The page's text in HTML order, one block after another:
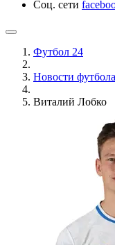
Соц. сети
Футбол 24
Новости футбола
Виталий Лобко